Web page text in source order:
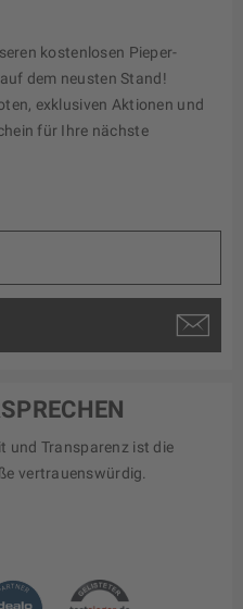
kostenlosen Pieper-
dem neusten Stand!
exklusiven Aktionen und
für Ihre nächste
und Transparenz ist die
vertrauenswürdig.